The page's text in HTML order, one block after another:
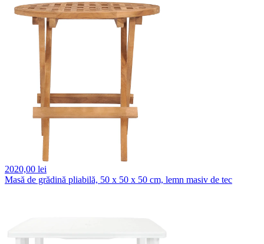
2020,00 lei
Masă de grădină pliabilă, 50 x 50 x 50 cm, lemn masiv de tec